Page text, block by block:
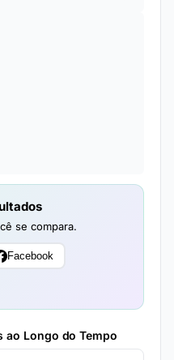
se compara.
Facebook
ao Longo do Tempo